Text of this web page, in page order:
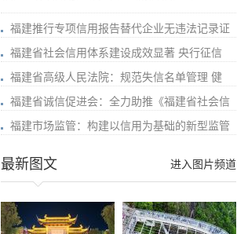
福建推行专项信用报告替代企业无违法记录证
福建省社会信用体系建设成效显著 央行征信
福建省高级人民法院：规范失信名单管理 健
福建省诚信促进会：全力助推《福建省社会信
福建市场监管：构建以信用为基础的新型监管
进入图片频道
最新图文